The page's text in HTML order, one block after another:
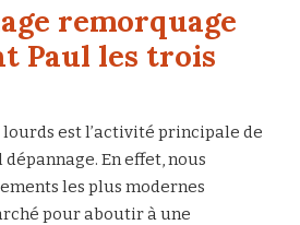
remorquage
Paul les trois
lourds est l’activité principale de
En effet, nous
les plus modernes
pour aboutir à une